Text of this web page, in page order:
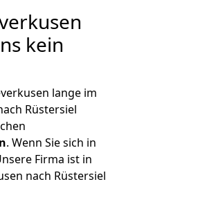
kein
lange im
Rüstersiel
. Wenn Sie sich in
Firma ist in
nach Rüstersiel